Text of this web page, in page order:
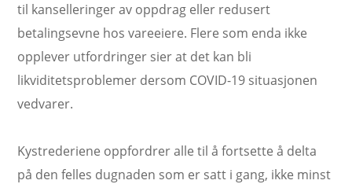
til kanselleringer av oppdrag eller redusert
betalingsevne hos vareeiere. Flere som enda ikke
opplever utfordringer sier at det kan bli
likviditetsproblemer dersom COVID-19 situasjonen
vedvarer.
Kystrederiene oppfordrer alle til å fortsette å delta
på den felles dugnaden som er satt i gang, ikke minst